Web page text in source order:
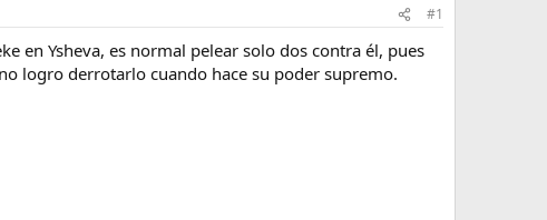
#1
en Ysheva, es normal pelear solo dos contra él, pues
logro derrotarlo cuando hace su poder supremo.